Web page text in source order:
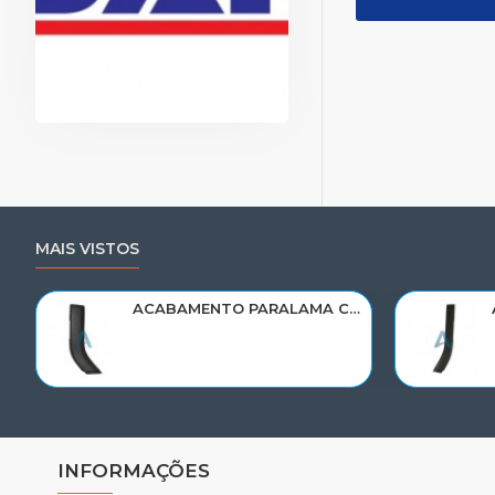
MAIS VISTOS
ACABAMENTO PARALAMA CABINE SCANIA NTG P/G/R/S LE PARTE TRAS 2297995
INFORMAÇÕES